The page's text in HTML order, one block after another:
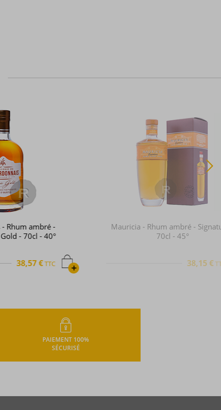
Mauricia - Rhum ambré - Signature -
70cl - 45°
38,15 €
PAIEMENT 100%
SÉCURISÉ